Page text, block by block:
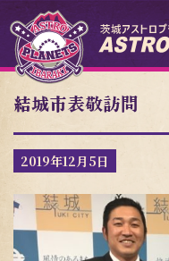
結城市表敬訪問
2019年12月5日